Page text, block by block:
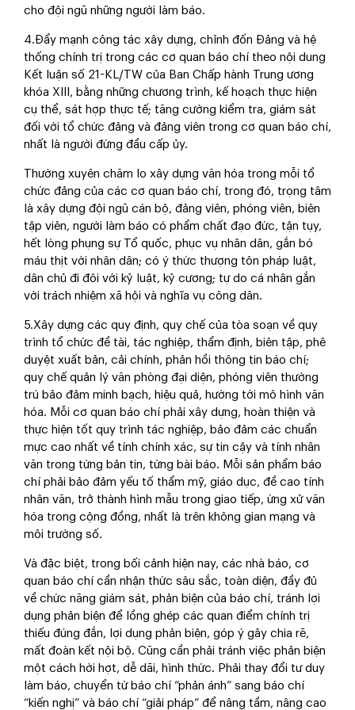
cho đội ngũ những người làm báo.
4.Đẩy mạnh công tác xây dựng, chỉnh đốn Đảng và hệ
thống chính trị trong các cơ quan báo chí theo nội dung
Kết luận số 21-KL/TW của Ban Chấp hành Trung ương
khóa XIII, bằng những chương trình, kế hoạch thực hiện
cụ thể, sát hợp thực tế; tăng cường kiểm tra, giám sát
đối với tổ chức đảng và đảng viên trong cơ quan báo chí,
nhất là người đứng đầu cấp ủy.
Thường xuyên chăm lo xây dựng văn hóa trong mỗi tổ
chức đảng của các cơ quan báo chí, trong đó, trọng tâm
là xây dựng đội ngũ cán bộ, đảng viên, phóng viên, biên
tập viên, người làm báo có phẩm chất đạo đức, tận tụy,
hết lòng phụng sự Tổ quốc, phục vụ nhân dân, gắn bó
máu thịt với nhân dân; có ý thức thượng tôn pháp luật,
dân chủ đi đôi với kỷ luật, kỷ cương; tự do cá nhân gắn
với trách nhiệm xã hội và nghĩa vụ công dân.
5.Xây dựng các quy định, quy chế của tòa soạn về quy
trình tổ chức đề tài, tác nghiệp, thẩm định, biên tập, phê
duyệt xuất bản, cải chính, phản hồi thông tin báo chí;
quy chế quản lý văn phòng đại diện, phóng viên thường
trú bảo đảm minh bạch, hiệu quả, hướng tới mô hình văn
hóa. Mỗi cơ quan báo chí phải xây dựng, hoàn thiện và
thực hiện tốt quy trình tác nghiệp, bảo đảm các chuẩn
mực cao nhất về tính chính xác, sự tin cậy và tính nhân
văn trong từng bản tin, từng bài báo. Mỗi sản phẩm báo
chí phải bảo đảm yếu tố thẩm mỹ, giáo dục, đề cao tính
nhân văn, trở thành hình mẫu trong giao tiếp, ứng xử văn
hóa trong cộng đồng, nhất là trên không gian mạng và
môi trường số.
Và đặc biệt, trong bối cảnh hiện nay, các nhà báo, cơ
quan báo chí cần nhận thức sâu sắc, toàn diện, đầy đủ
về chức năng giám sát, phản biện của báo chí, tránh lợi
dụng phản biện để lồng ghép các quan điểm chính trị
thiếu đúng đắn, lợi dụng phản biện, góp ý gây chia rẽ,
mất đoàn kết nội bộ. Cũng cần phải tránh việc phản biện
một cách hời hợt, dễ dãi, hình thức. Phải thay đổi tư duy
làm báo, chuyển từ báo chí “phản ánh” sang báo chí
“kiến nghị” và báo chí “giải pháp” để nâng tầm, nâng cao